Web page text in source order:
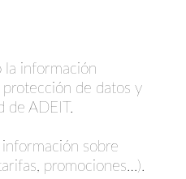
la información
de datos y
de ADEIT.
sobre
promociones…).